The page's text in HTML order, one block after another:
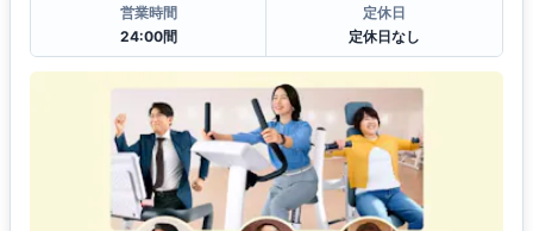
営業時間
24:00間
定休日
定休日なし